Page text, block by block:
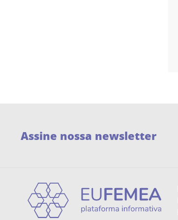
Assine nossa newsletter